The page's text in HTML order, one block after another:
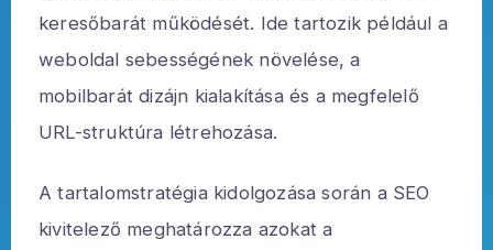
keresőbarát működését. Ide tartozik például a
weboldal sebességének növelése, a
mobilbarát dizájn kialakítása és a megfelelő
URL-struktúra létrehozása.
A tartalomstratégia kidolgozása során a SEO
kivitelező meghatározza azokat a